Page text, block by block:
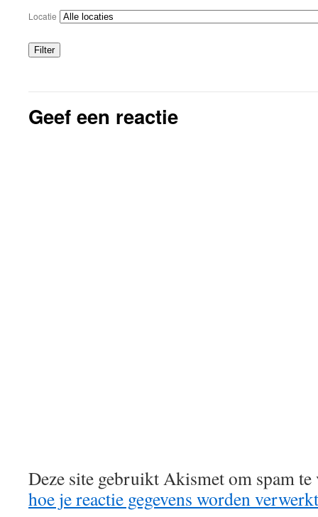
Locatie
Filter
Locaties
Geef een reactie
Deze site gebruikt Akismet om spam
hoe je reactie gegevens worden verwerkt